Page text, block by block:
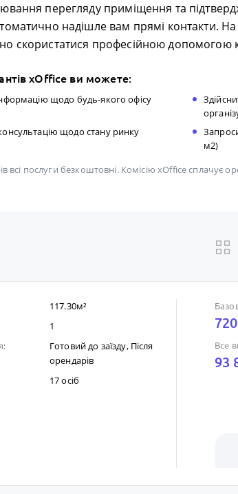
перегляду приміщення та
надішле вам прямі контакти.
скористатися професійною допомогою
xOffice ви можете:
щодо будь-якого офісу
щодо стану ринку
м2)
всі послуги безкоштовні. Комісію xOffice сплачує
117.30м²
1
Готовий до заïзду, Після
орендарів
17 осіб
Все
93